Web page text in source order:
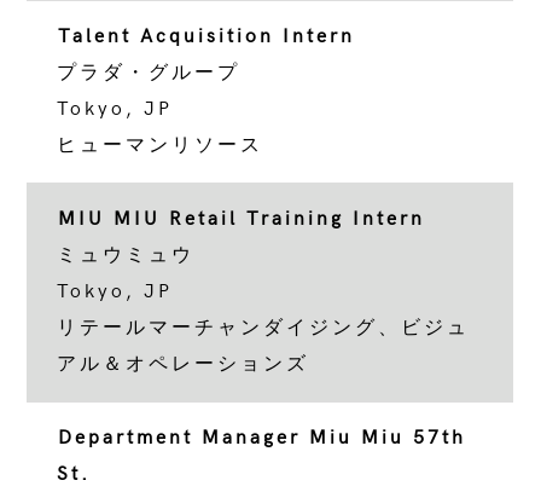
Talent Acquisition Intern
プラダ・グループ
Tokyo, JP
ヒューマンリソース
MIU MIU Retail Training Intern
ミュウミュウ
Tokyo, JP
リテールマーチャンダイジング、ビジュ
アル＆オペレーションズ
Department Manager Miu Miu 57th
St.